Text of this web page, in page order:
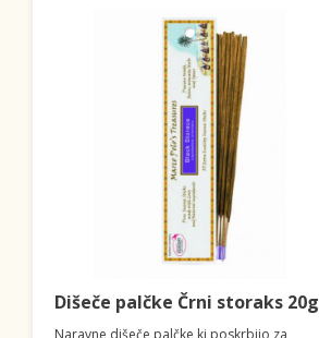
Dišeče palčke Črni storaks 20g
Naravne dišeče palčke ki poskrbijo za